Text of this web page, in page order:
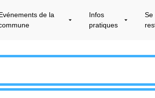
de la
Infos
pratiques
Se